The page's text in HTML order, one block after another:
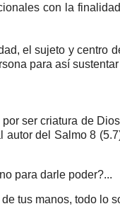
con la
el sujeto y centro
para así
ser criatura de
del Salmo 8
para darle poder?...
tus manos, todo lo